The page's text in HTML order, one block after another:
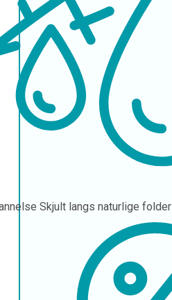
Skjult langs naturlige folder